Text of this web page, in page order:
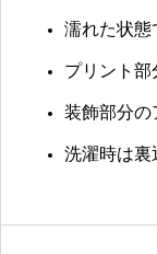
濡れた状態
プリント部
装飾部分の
洗濯時は裏